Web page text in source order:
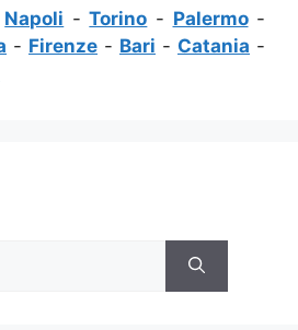
Napoli -Torino - Palermo-
- Firenze - Bari - Catania -